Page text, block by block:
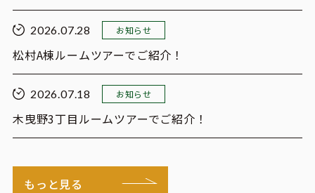
2026.07.28 お知らせ
松村A棟ルームツアーでご紹介！
2026.07.18 お知らせ
木曳野3丁目ルームツアーでご紹介！
もっと見る